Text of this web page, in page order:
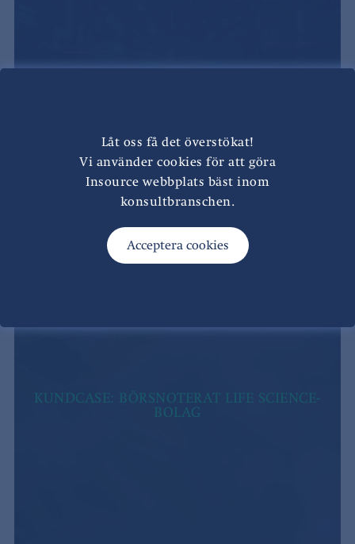
Låt oss få det överstökat!
Vi använder cookies för att göra
Insource webbplats bäst inom
konsultbranschen.
KUNDCASE: BÖRSNOTERAT LIFE SCIENCE-
BOLAG